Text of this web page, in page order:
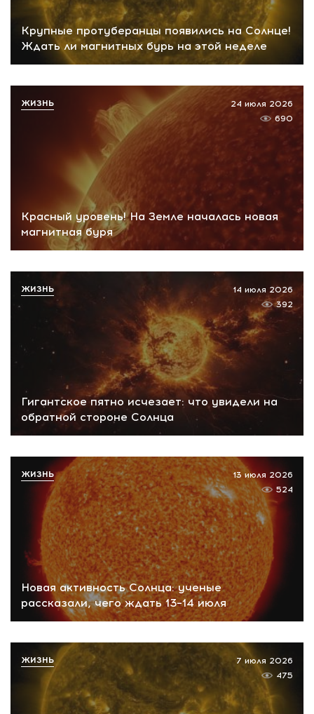
Крупные протуберанцы появились на Солнце!
Ждать ли магнитных бурь на этой неделе
Красный уровень! На Земле началась новая
магнитная буря
24 июля 2026
690
ЖИЗНЬ
Гигантское пятно исчезает: что увидели на
обратной стороне Солнца
14 июля 2026
392
ЖИЗНЬ
Новая активность Солнца: ученые
рассказали, чего ждать 13–14 июля
13 июля 2026
524
ЖИЗНЬ
7 июля 2026
475
ЖИЗНЬ